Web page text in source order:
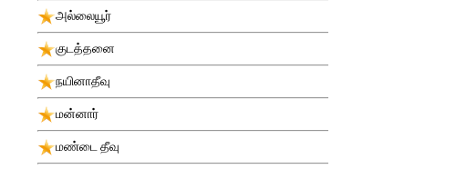
அல்லையூர்
குடத்தனை
நயினாதீவு
மன்னார்
மண்டை தீவு